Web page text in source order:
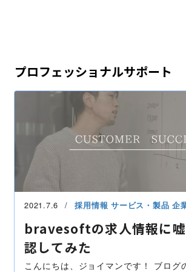
プロフェッショナルサポート
2021.7.6 採用情報サービス・製品企
bravesoftの求人情報に
認してみた
こんにちは、ジョイマンです！ ブログ